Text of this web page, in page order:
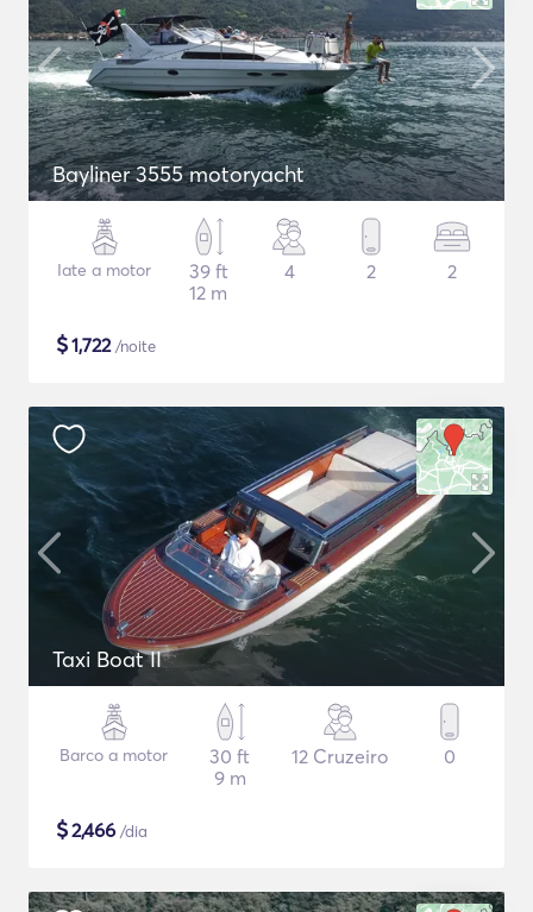
Bayliner 3555 motoryacht
Iate a motor
39 ft
12 m
4 2 2
$1,722/noite
Taxi Boat II
Barco a motor
30 ft
9 m
12 Cruzeiro 0
$2,466 /dia